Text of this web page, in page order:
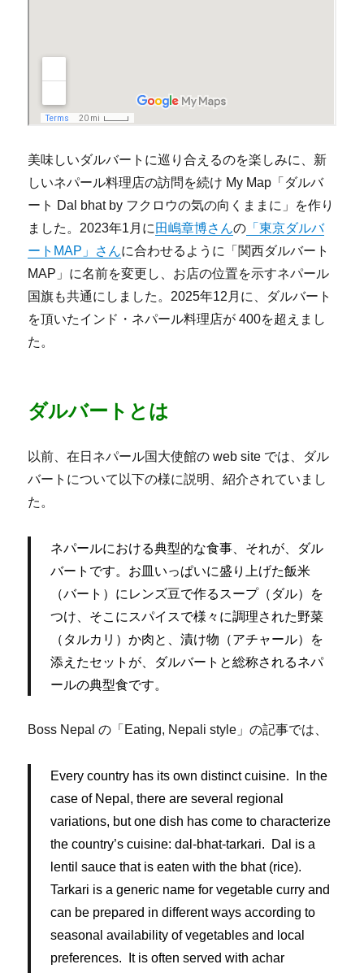
美味しいダルバートに巡り合えるのを楽しみに、新
しいネパール料理店の訪問を続け My Map「ダルバ
ート Dal bhat by フクロウの気の向くままに」を作り
ました。2023年1月に 田嶋章博さんの 「東京ダルバ
ートMAP」さんに合わせるように「関西ダルバート
MAP」に名前を変更し、お店の位置を示すネパール
国旗も共通にしました。2025年12月に、ダルバート
を頂いたインド・ネパール料理店が 400を超えまし
た。
ダルバートとは
以前、在日ネパール国大使館の web site では、ダル
バートについて以下の様に説明、紹介されていまし
た。
ネパールにおける典型的な食事、それが、ダル
バートです。お皿いっぱいに盛り上げた飯米
（バート）にレンズ豆で作るスープ（ダル）を
つけ、そこにスパイスで様々に調理された野菜
（タルカリ）か肉と、漬け物（アチャール）を
添えたセットが、ダルバートと総称されるネパ
ールの典型食です。
Boss Nepal の「Eating, Nepali style」の記事では、
Every country has its own distinct cuisine. In the
case of Nepal, there are several regional
variations, but one dish has come to characterize
the country’s cuisine: dal-bhat-tarkari. Dal is a
lentil sauce that is eaten with the bhat (rice).
Tarkari is a generic name for vegetable curry and
can be prepared in different ways according to
seasonal availability of vegetables and local
preferences. It is often served with achar